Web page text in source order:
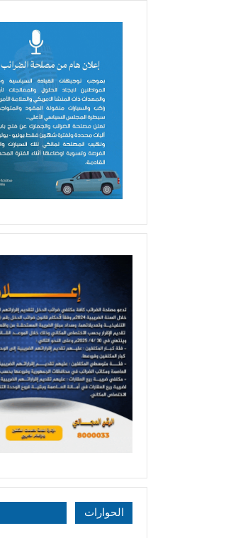
الحوارات